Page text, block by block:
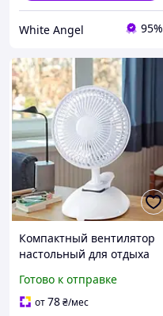
White Angel 95%
Компактный вентилятор
настольный для отдыха
для крепления
Готово к отправке
от78₴/мес